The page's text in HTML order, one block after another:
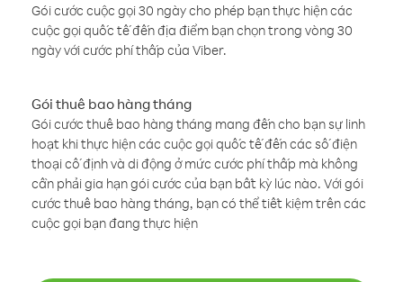
Gói cước cuộc gọi 30 ngày cho phép bạn thực hiện các
cuộc gọi quốc tế đến địa điểm bạn chọn trong vòng 30
ngày với cước phí thấp của Viber.
Gói thuê bao hàng tháng
Gói cước thuê bao hàng tháng mang đến cho bạn sự linh
hoạt khi thực hiện các cuộc gọi quốc tế đến các số điện
thoại cố định và di động ở mức cước phí thấp mà không
cần phải gia hạn gói cước của bạn bất kỳ lúc nào. Với gói
cước thuê bao hàng tháng, bạn có thể tiết kiệm trên các
cuộc gọi bạn đang thực hiện